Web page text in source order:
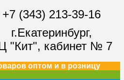
+7 (343) 213-39-16
г.Екатеринбург,
"Кит", кабинет № 7
оптом и в розницу